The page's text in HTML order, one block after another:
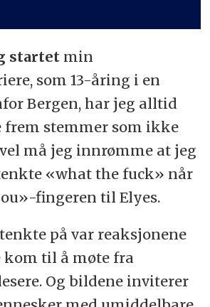
startet min
som 13-åring i en
Bergen, har jeg alltid
frem stemmer som ikke
må jeg innrømme at jeg
«what the fuck» når
fingeren til Elyes.
på var reaksjonene
kom til å møte fra
Og bildene inviterer